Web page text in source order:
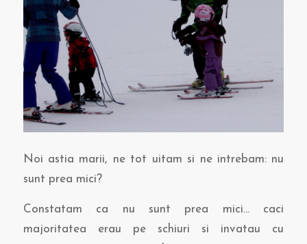
Noi astia marii, ne tot uitam si ne intrebam: nu
sunt prea mici?
Constatam ca nu sunt prea mici… caci
majoritatea erau pe schiuri si invatau cu